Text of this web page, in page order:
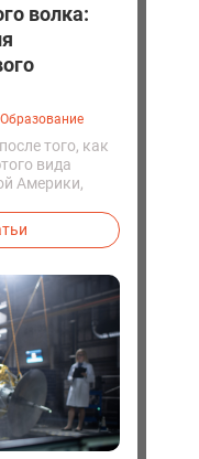
волка:
того, как
вида
Америки,
с фенотипом